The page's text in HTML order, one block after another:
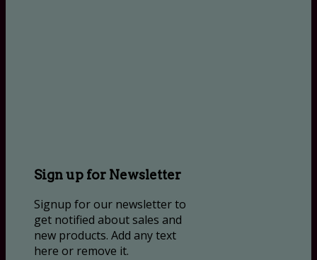
Sign up for Newsletter
Signup for our newsletter to
get notified about sales and
new products. Add any text
here or remove it.